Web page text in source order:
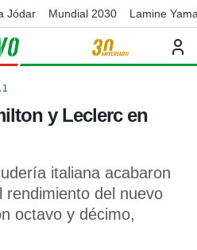
Jódar Mundial 2030 Lamine
1
y Leclerc en
italiana acabaron
rendimiento del nuevo
octavo y décimo,